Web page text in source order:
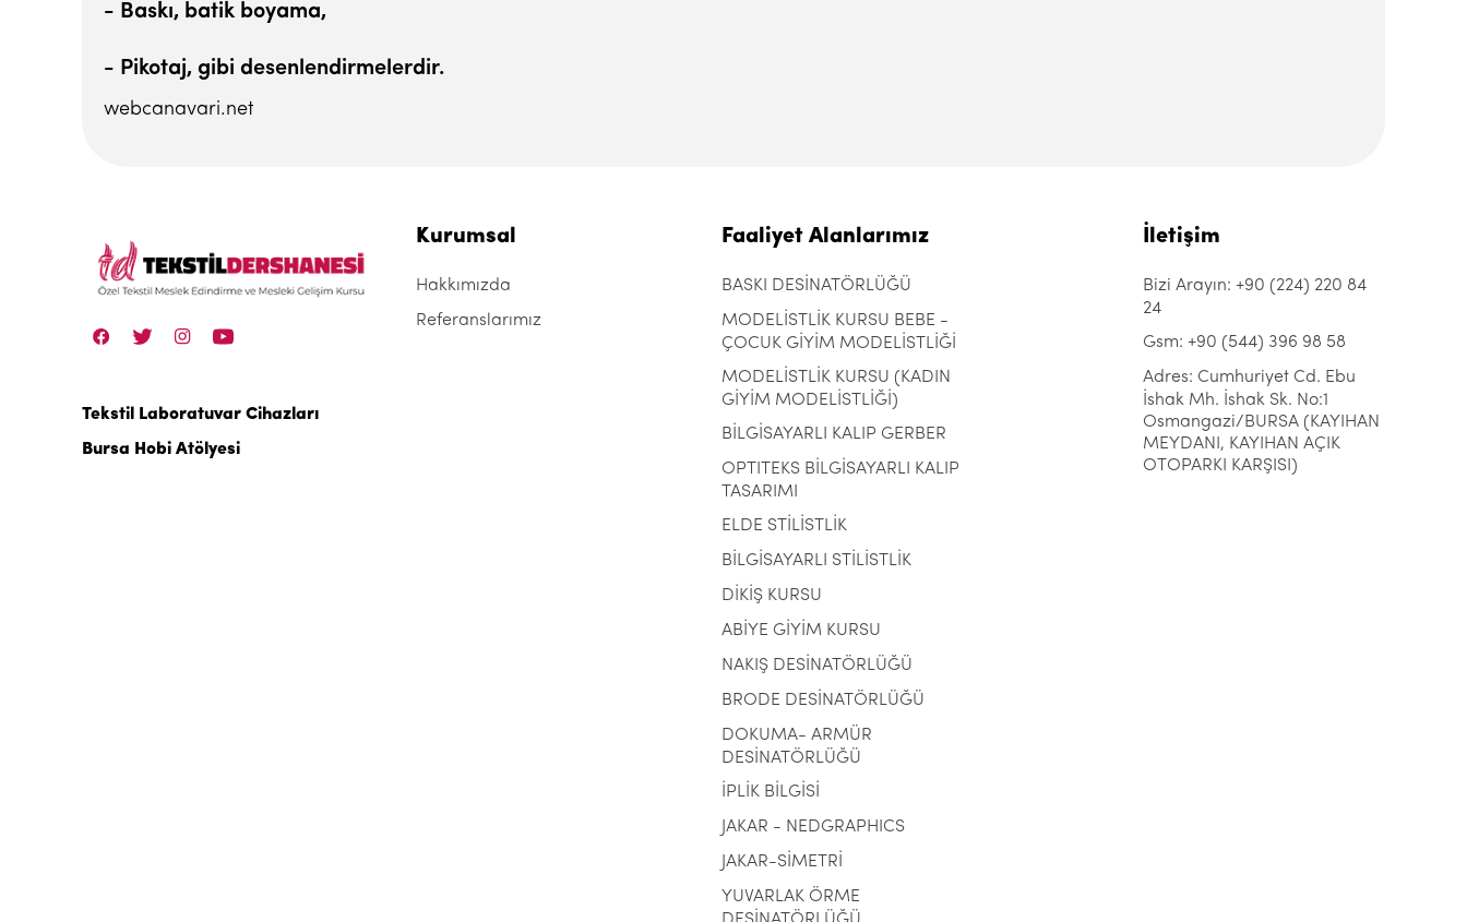
- Baskı, batik boyama,
- Pikotaj, gibi desenlendirmelerdir.
webcanavari.net
Tekstil Laboratuvar Cihazları
Bursa Hobi Atölyesi
Kurumsal
Hakkımızda
Referanslarımız
Faaliyet Alanlarımız
BASKI DESİNATÖRLÜĞÜ
MODELİSTLİK KURSU BEBE -
ÇOCUK GİYİM MODELİSTLİĞİ
MODELİSTLİK KURSU (KADIN
GİYİM MODELİSTLİĞİ)
BİLGİSAYARLI KALIP GERBER
OPTITEKS BİLGİSAYARLI KALIP
TASARIMI
ELDE STİLİSTLİK
BİLGİSAYARLI STİLİSTLİK
DİKİŞ KURSU
ABİYE GİYİM KURSU
NAKIŞ DESİNATÖRLÜĞÜ
BRODE DESİNATÖRLÜĞÜ
DOKUMA- ARMÜR
DESİNATÖRLÜĞÜ
İPLİK BİLGİSİ
JAKAR - NEDGRAPHICS
JAKAR-SİMETRİ
YUVARLAK ÖRME
İletişim
Bizi Arayın: +90 (224) 220 84
24
Gsm: +90 (544) 396 98 58
Adres: Cumhuriyet Cd. Ebu
İshak Mh. İshak Sk. No:1
Osmangazi/BURSA (KAYIHAN
MEYDANI, KAYIHAN AÇIK
OTOPARKI KARŞISI)